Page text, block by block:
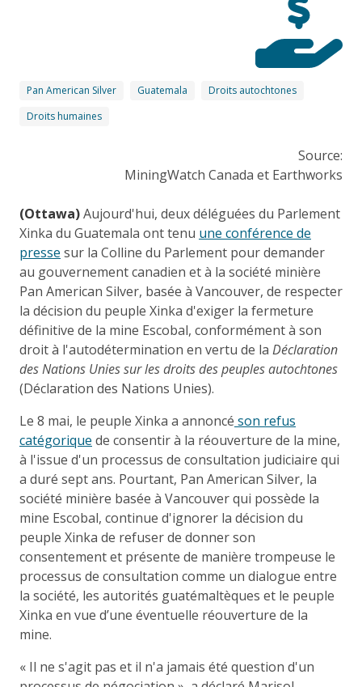
Pan American Silver Guatemala
Droits autochtones
Droits humaines
Source:
MiningWatch Canada et Earthworks
(Ottawa)Aujourd'hui, deux déléguées du Parlement
Xinka du Guatemala ont tenu une conférence de
presse sur la Colline du Parlement pour demander
au gouvernement canadien et à la société minière
Pan American Silver, basée à Vancouver, de respecter
la décision du peuple Xinka d'exiger la fermeture
définitive de la mine Escobal, conformément à son
droit à l'autodétermination en vertu de la Déclaration
des Nations Unies sur les droits des peuples autochtones
(Déclaration des Nations Unies).
Le 8 mai, le peuple Xinka a annoncé son refus
catégorique de consentir à la réouverture de la mine,
à l'issue d'un processus de consultation judiciaire qui
a duré sept ans. Pourtant, Pan American Silver, la
société minière basée à Vancouver qui possède la
mine Escobal, continue d'ignorer la décision du
peuple Xinka de refuser de donner son
consentement et présente de manière trompeuse le
processus de consultation comme un dialogue entre
la société, les autorités guatémaltèques et le peuple
Xinka en vue d’une éventuelle réouverture de la
mine.
« Il ne s'agit pas et il n'a jamais été question d'un